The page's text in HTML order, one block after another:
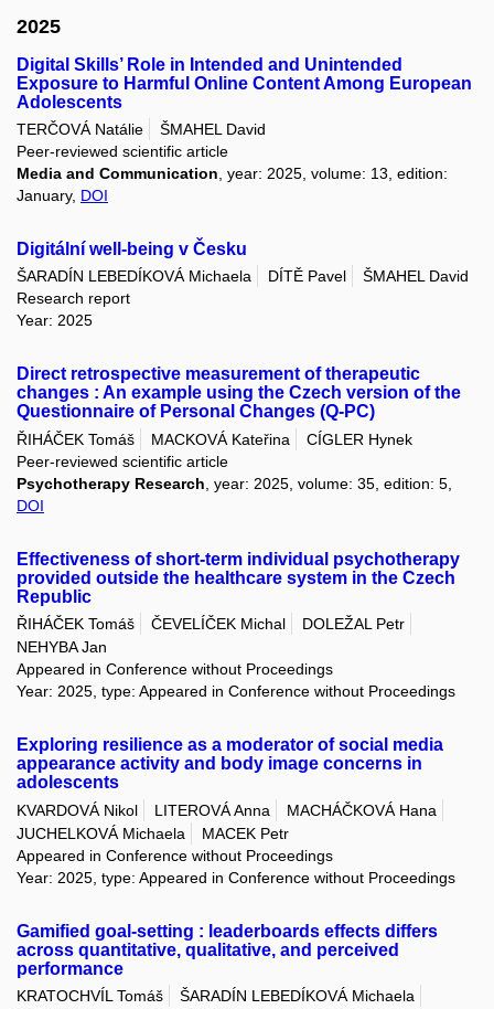
2025
Digital Skills’ Role in Intended and Unintended
Exposure to Harmful Online Content Among European
Adolescents
TERČOVÁ Natálie
ŠMAHEL David
Peer-reviewed scientific article
Media and Communication , year: 2025, volume: 13, edition:
January, DOI
Digitální well-being v Česku
ŠARADÍN LEBEDÍKOVÁ Michaela DÍTĚ Pavel
ŠMAHEL David
Research report
Year: 2025
Direct retrospective measurement of therapeutic
changes : An example using the Czech version of the
Questionnaire of Personal Changes (Q-PC)
ŘIHÁČEK Tomáš MACKOVÁ Kateřina
CÍGLER Hynek
Peer-reviewed scientific article
Psychotherapy Research , year: 2025, volume: 35, edition: 5,
DOI
Effectiveness of short-term individual psychotherapy
provided outside the healthcare system in the Czech
Republic
ŘIHÁČEK Tomáš ČEVELÍČEK Michal
DOLEŽAL Petr
NEHYBA Jan
Appeared in Conference without Proceedings
Year: 2025, type: Appeared in Conference without Proceedings
Exploring resilience as a moderator of social media
appearance activity and body image concerns in
adolescents
KVARDOVÁ Nikol LITEROVÁ Anna
MACHÁČKOVÁ Hana
JUCHELKOVÁ Michaela
MACEK Petr
Appeared in Conference without Proceedings
Year: 2025, type: Appeared in Conference without Proceedings
Gamified goal-setting : leaderboards effects differs
across quantitative, qualitative, and perceived
performance
KRATOCHVÍL Tomáš
ŠARADÍN LEBEDÍKOVÁ Michaela